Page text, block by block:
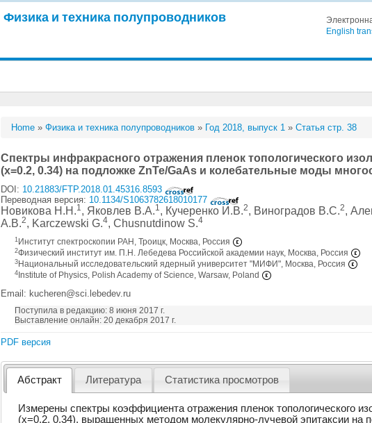
Физика и техника полупроводников
English
Home »Физика и техника полупроводников » Год 2018, выпуск 1 »Статья стр. 38
Спектры инфракрасного отражения пленок топологического
(x=0.2, 0.34) на подложке ZnTe/GaAs и колебательные моды
DOI: 10.21883/FTP.2018.01.45316.8593
Переводная версия: 10.1134/S1063782618010177
Новикова Н.Н.1, Яковлев В.А.1, Кучеренко И.В.2, Виноградов В.С.2,
А.В.2, Karczewski G.4, Chusnutdinow S.4
1 Институт спектроскопии РАН, Троицк, Москва, Россия
2Физический институт им. П.Н. Лебедева Российской академии наук, Москва, Россия
3 Национальный исследовательский ядерный университет "МИФИ", Москва, Россия
4 Institute of Physics, Polish Academy of Science, Warsaw, Poland
Email: kucheren@sci.lebedev.ru
Поступила в редакцию: 8 июня 2017 г.
Выставление онлайн: 20 декабря 2017 г.
PDF версия
Абстракт Литература Статистика просмотров
Измерены спектры коэффициента отражения пленок топологического
(x=0.2, 0.34), выращенных методом молекулярно-лучевой эпитаксии на